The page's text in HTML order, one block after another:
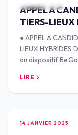
14 JANV. 2025
APPEL A
TIERS-LIEUX
● APPEL A
LIEUX HYBRIDES
au dispositif
LIRE
14 JANVIER 2025